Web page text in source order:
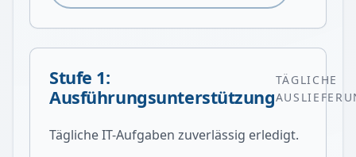
Stufe 1:
Ausführungsunterstützung
TÄGLICHE
Tägliche IT-Aufgaben zuverlässig erledigt.